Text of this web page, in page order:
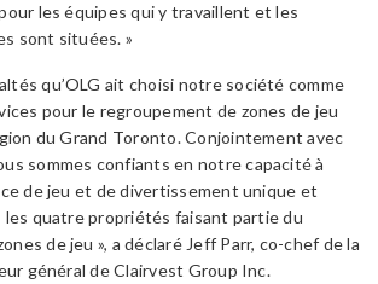
les équipes qui y travaillent et les
sont situées. »
qu’OLG ait choisi notre société comme
pour le regroupement de zones de jeu
du Grand Toronto. Conjointement avec
sommes confiants en notre capacité à
de jeu et de divertissement unique et
les quatre propriétés faisant partie du
de jeu », a déclaré Jeff Parr, co-chef de la
général de Clairvest Group Inc.